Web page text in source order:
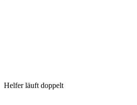
Helfer läuft doppelt